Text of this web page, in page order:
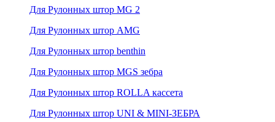
Для Рулонных штор MG 2
Для Рулонных штор AMG
Для Рулонных штор benthin
Для Рулонных штор MGS зебра
Для Рулонных штор ROLLA кассета
Для Рулонных штор UNI & MINI-ЗЕБРА